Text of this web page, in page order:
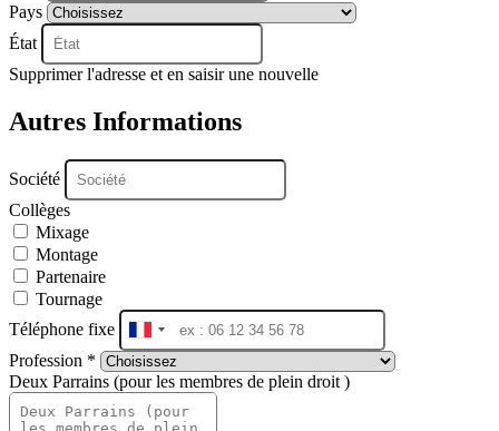
Pays
État
Supprimer l'adresse et en saisir une nouvelle
Autres Informations
Société
Collèges
Mixage
Montage
Partenaire
Tournage
Téléphone fixe
France
+33
Profession *
Deux Parrains (pour les membres de plein droit )